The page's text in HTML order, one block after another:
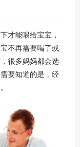
才能喂给宝宝，
不再需要喝了或
很多妈妈都会选
要知道的是，经